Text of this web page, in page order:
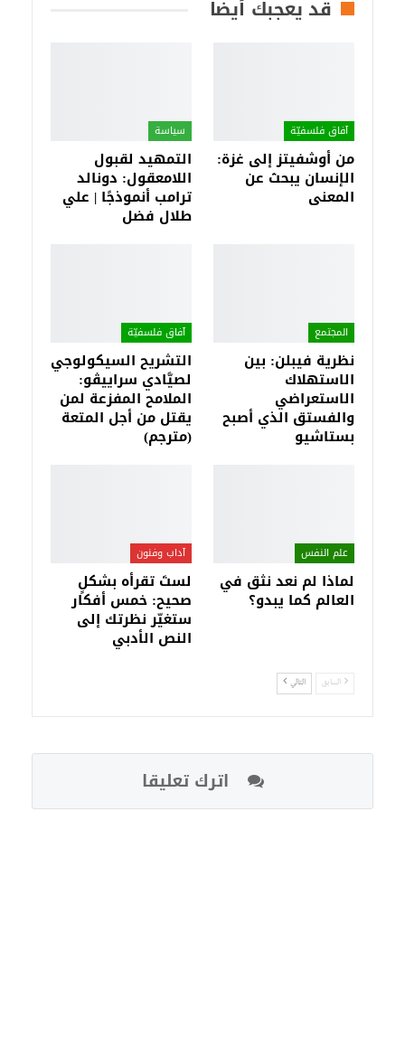
قد يعجبك أيضا
آفاق فلسفيّة‎
من أوشفيتز إلى غزة:
الإنسان يبحث عن
المعنى
سياسة
التمهيد لقبول
اللامعقول: دونالد
ترامب أنموذجًا | علي
طلال فضل
المجتمع
نظرية فيبلن: بين
الاستهلاك
الاستعراضي
والفستق الذي أصبح
بستاشيو
آفاق فلسفيّة‎
التشريح السيكولوجي
لصيَّادي سراييڤو:
الملامح المفزعة لمن
يقتل من أجل المتعة
(مترجم)
علم النفس
لماذا لم نعد نثق في
العالم كما يبدو؟
آداب وفنون
لستَ تقرأه بشكلٍ
صحيح: خمس أفكار
ستغيّر نظرتك إلى
النص الأدبي
السابق التالي
اترك تعليقا